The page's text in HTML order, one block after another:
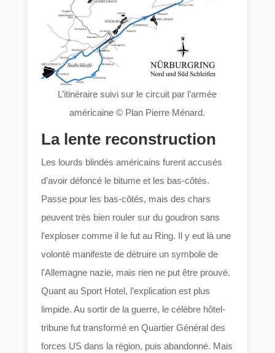
L’itinéraire suivi sur le circuit par l’armée
américaine © Plan Pierre Ménard.
La lente reconstruction
Les lourds blindés américains furent accusés
d’avoir défoncé le bitume et les bas-côtés.
Passe pour les bas-côtés, mais des chars
peuvent très bien rouler sur du goudron sans
l’exploser comme il le fut au Ring. Il y eut là une
volonté manifeste de détruire un symbole de
l’Allemagne nazie, mais rien ne put être prouvé.
Quant au Sport Hotel, l’explication est plus
limpide. Au sortir de la guerre, le célèbre hôtel-
tribune fut transformé en Quartier Général des
forces US dans la région, puis abandonné. Mais